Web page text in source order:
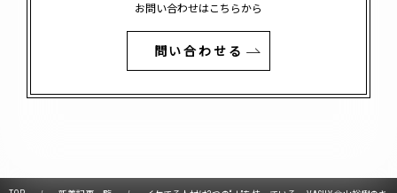
お問い合わせはこちらから
問い合わせる